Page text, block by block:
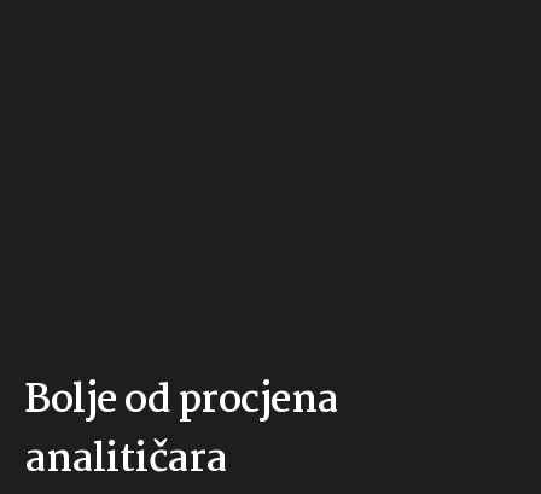
Bolje od procjena
analitičara